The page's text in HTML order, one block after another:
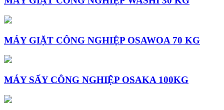
MÁY GIẶT CÔNG NGHIỆP OSAWOA 70 KG
MÁY SẤY CÔNG NGHIỆP OSAKA 100KG